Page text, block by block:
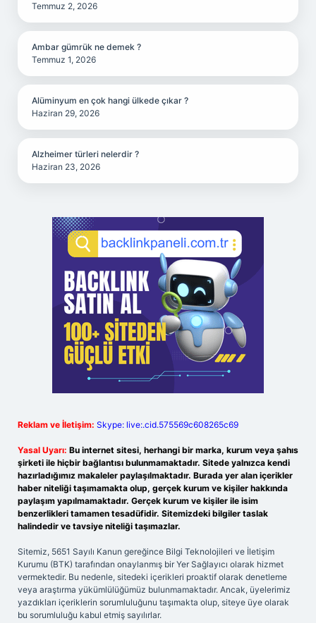
Temmuz 2, 2026
Ambar gümrük ne demek ?
Temmuz 1, 2026
Alüminyum en çok hangi ülkede çıkar ?
Haziran 29, 2026
Alzheimer türleri nelerdir ?
Haziran 23, 2026
Reklam ve İletişim: Skype: live:.cid.575569c608265c69
Yasal Uyarı: Bu internet sitesi, herhangi bir marka, kurum veya şahıs
şirketi ile hiçbir bağlantısı bulunmamaktadır. Sitede yalnızca kendi
hazırladığımız makaleler paylaşılmaktadır. Burada yer alan içerikler
haber niteliği taşımamakta olup, gerçek kurum ve kişiler hakkında
paylaşım yapılmamaktadır. Gerçek kurum ve kişiler ile isim
benzerlikleri tamamen tesadüfidir. Sitemizdeki bilgiler taslak
halindedir ve tavsiye niteliği taşımazlar.
Sitemiz, 5651 Sayılı Kanun gereğince Bilgi Teknolojileri ve İletişim
Kurumu (BTK) tarafından onaylanmış bir Yer Sağlayıcı olarak hizmet
vermektedir. Bu nedenle, sitedeki içerikleri proaktif olarak denetleme
veya araştırma yükümlülüğümüz bulunmamaktadır. Ancak, üyelerimiz
yazdıkları içeriklerin sorumluluğunu taşımakta olup, siteye üye olarak
bu sorumluluğu kabul etmiş sayılırlar.